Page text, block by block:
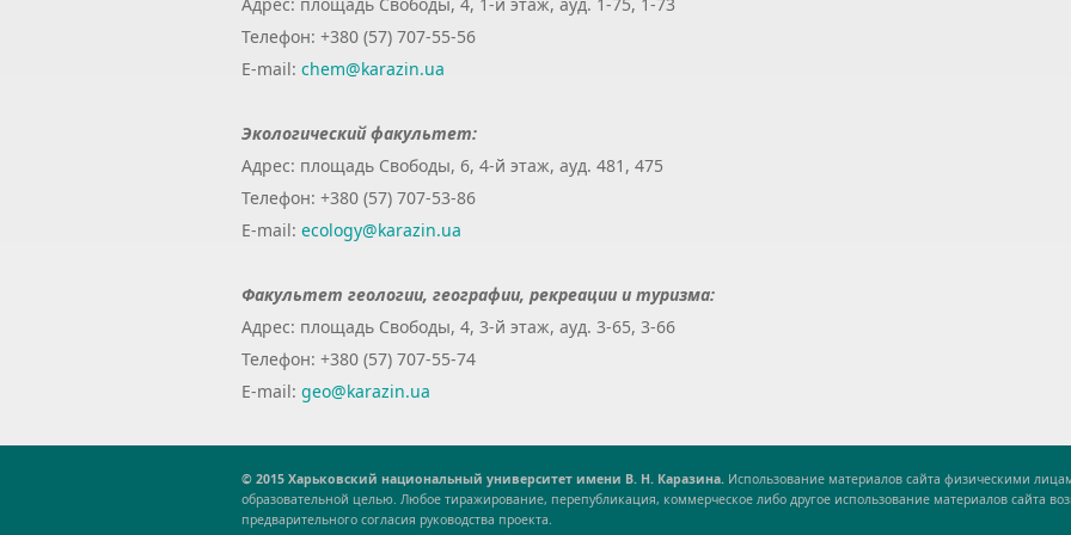
Телефон: +380 (57) 707-55-56
E-mail: chem@karazin.ua
Экологический факультет:
Адрес: площадь Свободы, 6, 4-й этаж, ауд. 481, 475
Телефон: +380 (57) 707-53-86
E-mail: ecology@karazin.ua
Факультет геологии, географии, рекреации и туризма:
Адрес: площадь Свободы, 4, 3-й этаж, ауд. 3-65, 3-66
Телефон: +380 (57) 707-55-74
E-mail: geo@karazin.ua
© 2015 Харьковский национальный университет имени В. Н. Каразина. Использование материалов сайта физическими
образовательной целью. Любое тиражирование, перепубликация, коммерческое либо другое использование материалов сайта
предварительного согласия руководства проекта.